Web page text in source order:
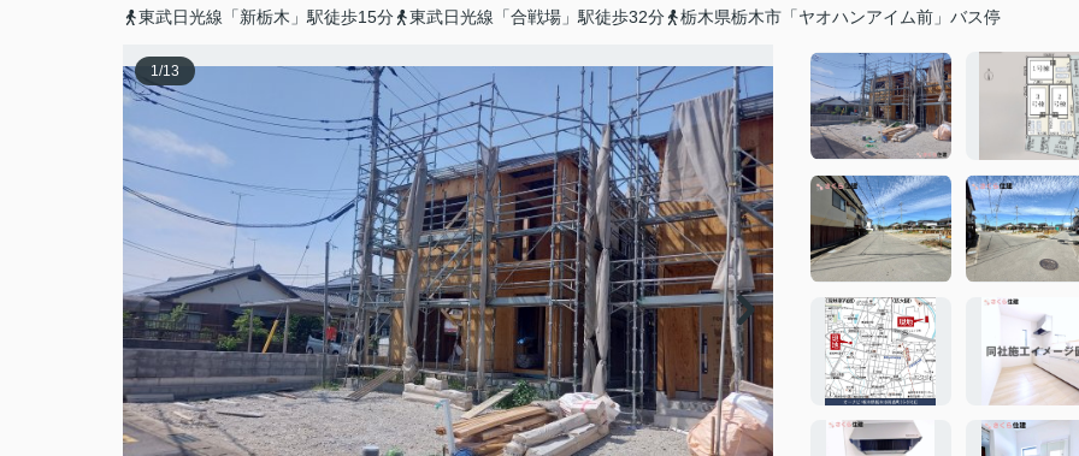
東武日光線「新栃木」駅徒歩15分
東武日光線「合戦場」駅徒歩32分 栃木県栃木市「ヤオハンアイム前」バス停
1/13